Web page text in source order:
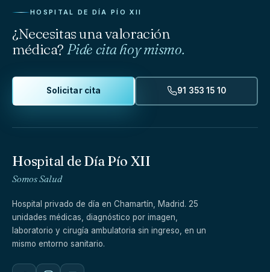
HOSPITAL DE DÍA PÍO XII
¿Necesitas una valoración
médica? Pide cita hoy mismo.
Solicitar cita 91 353 15 10
Hospital de Día Pío XII
Somos Salud
Hospital privado de día en Chamartín, Madrid. 25
unidades médicas, diagnóstico por imagen,
laboratorio y cirugía ambulatoria sin ingreso, en un
mismo entorno sanitario.